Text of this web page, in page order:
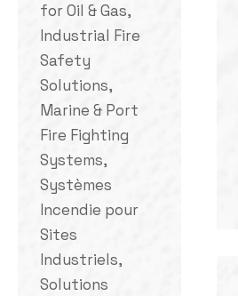
for Oil & Gas,
Industrial Fire
Safety
Solutions,
Marine & Port
Fire Fighting
Systems,
Systèmes
Incendie pour
Sites
Industriels,
Solutions